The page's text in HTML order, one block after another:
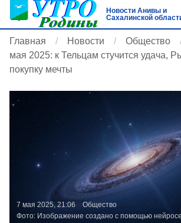
Новости Анивы и
Сахалинской
Главная Новости Общество
мая 2025: к Тельцам стучится удача,
покупку мечты
7 мая 2025, 21:06
Общество
Фото: Изображение создано с помощью